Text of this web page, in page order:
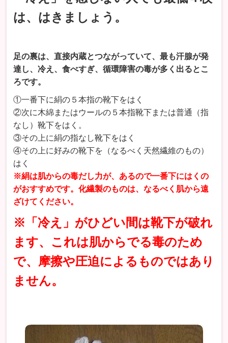
は、はきましょう。
足の裏は、直接内蔵とつながっていて、最も汗腺が発
達し、冷え、食べすぎ、循環障害の毒が多く出るとこ
ろです。
①一番下に絹の５本指の靴下をはく
②次に木綿またはウールの５本指靴下または普通（指
なし）靴下をはく。
③その上に絹の指なし靴下をはく
④その上に好みの靴下を（なるべく天然繊維のもの）
はく
※絹は肌からの毒だし力が、あるので一番下にはくの
がおすすめです。化繊製のものは、なるべく肌から遠
ざけてください。
※「冷え」がひどい間は靴下が破れ
ます、これは肌からでる毒のため
で、摩擦や圧迫によるものではあり
ません。